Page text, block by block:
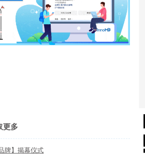
更多
牌】揭幕仪式